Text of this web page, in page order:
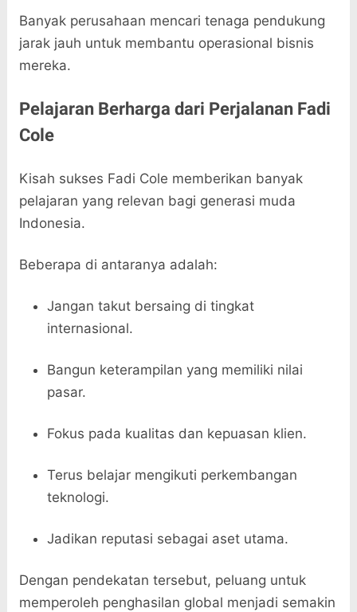
Banyak perusahaan mencari tenaga pendukung
jarak jauh untuk membantu operasional bisnis
mereka.
Pelajaran Berharga dari Perjalanan Fadi
Cole
Kisah sukses Fadi Cole memberikan banyak
pelajaran yang relevan bagi generasi muda
Indonesia.
Beberapa di antaranya adalah:
Jangan takut bersaing di tingkat
internasional.
Bangun keterampilan yang memiliki nilai
pasar.
Fokus pada kualitas dan kepuasan klien.
Terus belajar mengikuti perkembangan
teknologi.
Jadikan reputasi sebagai aset utama.
Dengan pendekatan tersebut, peluang untuk
memperoleh penghasilan global menjadi semakin